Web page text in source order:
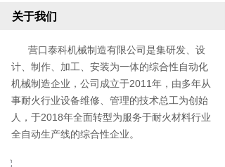
关于我们
营口泰科机械制造有限公司是集研发、设
计、制作、加工、安装为一体的综合性自动化
机械制造企业，公司成立于2011年，由多年从
事耐火行业设备维修、管理的技术总工为创始
人，于2018年全面转型为服务于耐火材料行业
全自动生产线的综合性企业。